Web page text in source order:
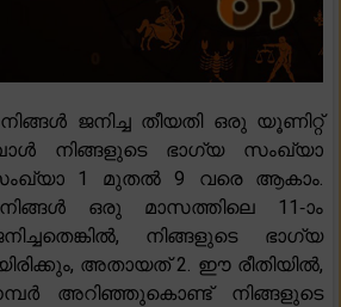
ജനിച്ച തീയതി ഒരു യൂണിറ്റ്
നിങ്ങളുടെ ഭാഗ്യ സംഖ്യാ
1 മുതൽ 9 വരെ ആകാം.
ഒരു മാസത്തിലെ 11-ാം
നിങ്ങളുടെ ഭാഗ്യ
അതായത് 2. ഈ രീതിയിൽ,
അറിഞ്ഞുകൊണ്ട് നിങ്ങളുടെ